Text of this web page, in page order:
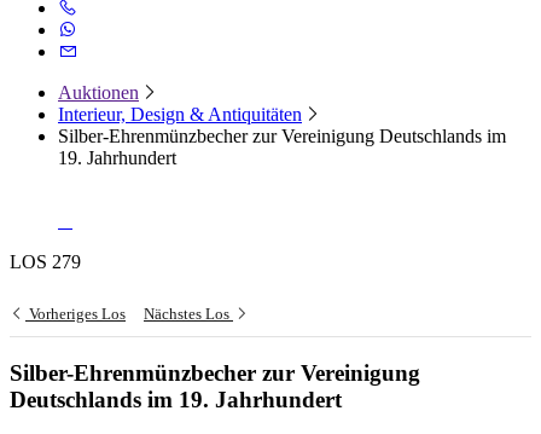
Auktionen
Interieur, Design & Antiquitäten
Silber-Ehrenmünzbecher zur Vereinigung Deutschlands im
19. Jahrhundert
LOS 279
Vorheriges Los Nächstes Los
Silber-Ehrenmünzbecher zur Vereinigung
Deutschlands im 19. Jahrhundert